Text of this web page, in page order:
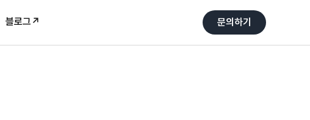
블로그↗ 문의하기
블로그↗ 문의하기